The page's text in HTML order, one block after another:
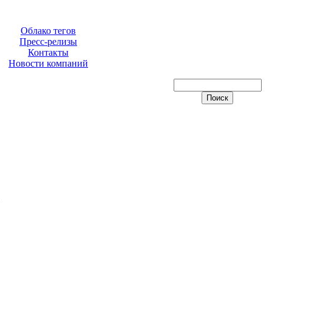
Облако тегов
Пресс-релизы
Контакты
Новости компаний